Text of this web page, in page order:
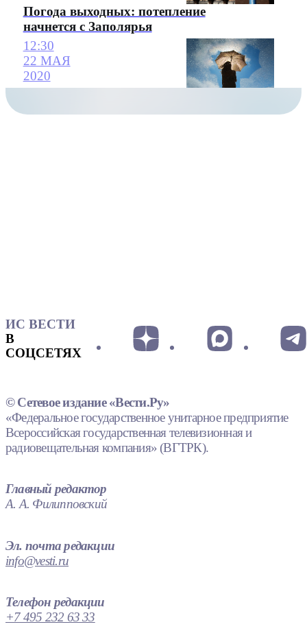
Погода выходных: потепление
начнется с Заполярья
12:30
22 МАЯ
2020
ИС ВЕСТИ
В
СОЦСЕТЯХ
© Сетевое издание «Вести.Ру»
«Федеральное государственное унитарное предприятие
Всероссийская государственная телевизионная и
радиовещательная компания» (ВГТРК).
Главный редактор
А. А. Филипповский
Эл. почта редакции
info@vesti.ru
Телефон редакции
+7 495 232 63 33